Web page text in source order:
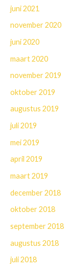
juni 2021
november 2020
juni 2020
maart 2020
november 2019
oktober 2019
augustus 2019
juli 2019
mei 2019
april 2019
maart 2019
december 2018
oktober 2018
september 2018
augustus 2018
juli 2018